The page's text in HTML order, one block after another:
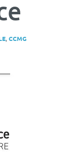
, CCMG